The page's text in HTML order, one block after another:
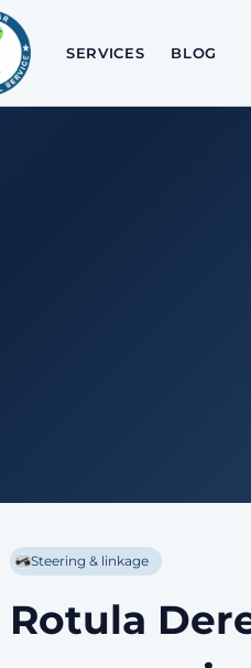
SERVICES BLOG
Steering & linkage
Rotula